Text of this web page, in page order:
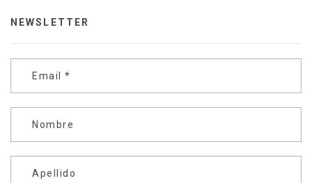
NEWSLETTER
Email *
Nombre
Apellido